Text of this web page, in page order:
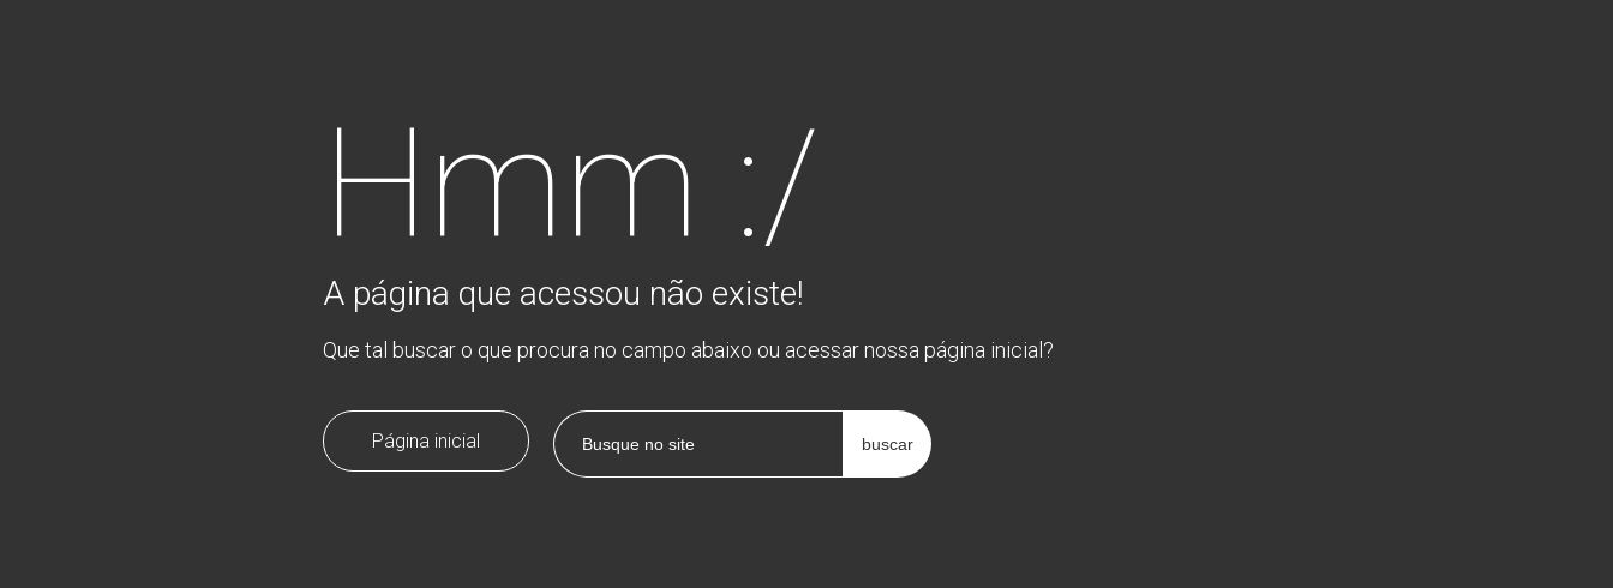
Hmm :/
A página que acessou não existe!
Que tal buscar o que procura no campo abaixo ou acessar nossa página inicial?
Página inicial